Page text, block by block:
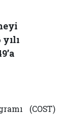
(COST)